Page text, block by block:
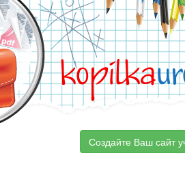
kopilka
Создайте Ваш сайт